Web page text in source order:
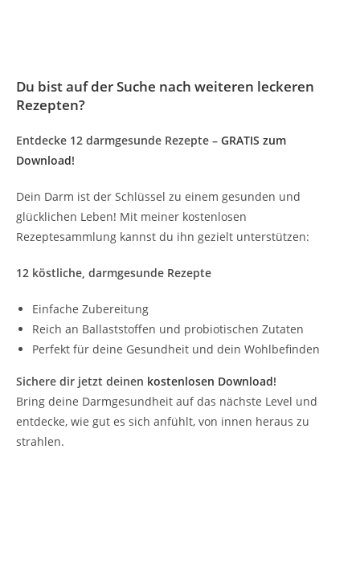
Du bist auf der Suche nach weiteren leckeren
Rezepten?
Entdecke 12 darmgesunde Rezepte – GRATIS zum
Download!
Dein Darm ist der Schlüssel zu einem gesunden und
glücklichen Leben! Mit meiner kostenlosen
Rezeptesammlung kannst du ihn gezielt unterstützen:
12 köstliche, darmgesunde Rezepte
Einfache Zubereitung
Reich an Ballaststoffen und probiotischen Zutaten
Perfekt für deine Gesundheit und dein Wohlbefinden
Sichere dir jetzt deinen kostenlosen Download!
Bring deine Darmgesundheit auf das nächste Level und
entdecke, wie gut es sich anfühlt, von innen heraus zu
strahlen.